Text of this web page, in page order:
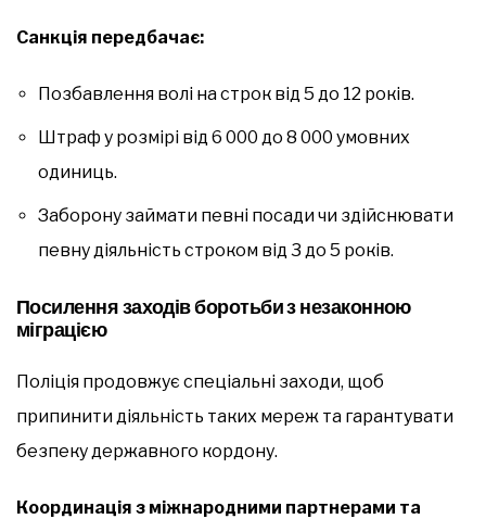
Санкція передбачає:
Позбавлення волі на строк від 5 до 12 років.
Штраф у розмірі від 6 000 до 8 000 умовних
одиниць.
Заборону займати певні посади чи здійснювати
певну діяльність строком від 3 до 5 років.
Посилення заходів боротьби з незаконною
міграцією
Поліція продовжує спеціальні заходи, щоб
припинити діяльність таких мереж та гарантувати
безпеку державного кордону.
Координація з міжнародними партнерами та